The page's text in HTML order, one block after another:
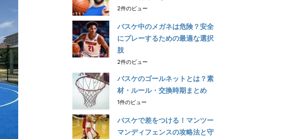
2件のビュー
バスケ中のメガネは危険？安全
にプレーするための最適な選択
肢
2件のビュー
バスケのゴールネットとは？素
材・ルール・交換時期まとめ
1件のビュー
バスケで差をつける！マンツー
マンディフェンスの攻略法と守